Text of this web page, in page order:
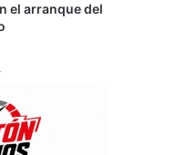
el arranque del